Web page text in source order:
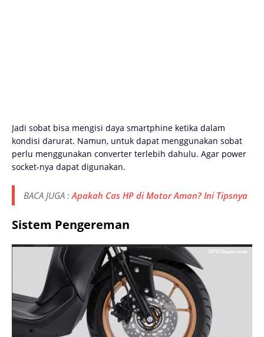
Jadi sobat bisa mengisi daya smartphine ketika dalam
kondisi darurat. Namun, untuk dapat menggunakan sobat
perlu menggunakan converter terlebih dahulu. Agar power
socket-nya dapat digunakan.
BACA JUGA :Apakah Cas HP di Motor Aman? Ini Tipsnya
Sistem Pengereman